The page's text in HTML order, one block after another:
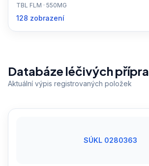
TBL FLM · 550MG
128 zobrazení
Databáze léčivých
Aktuální výpis registrovaných položek
SÚKL 0280363